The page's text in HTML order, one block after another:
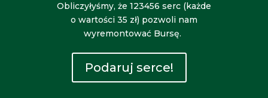
Obliczyłyśmy, że 123456 serc (każde
o wartości 35 zł) pozwoli nam
wyremontować Bursę.
Podaruj serce!